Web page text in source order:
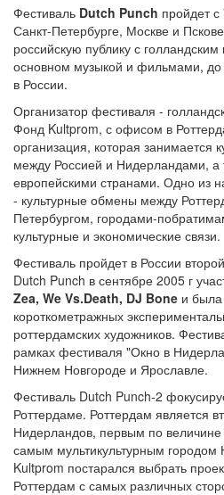
Фестиваль Dutch Punch пройдет
Санкт-Петербурге, Москве и
российскую публику с
основном музыкой и фильмами, до
в России.
Организатор фестиваля -
Фонд Kultprom, с офисом в
организация, которая занимается
между Россией и Нидерландами, а
европейскими странами. Одно из
- культурные обмены между
Петербургом, городами-
культурные и экономические связи.
Фестиваль пройдет в России
Dutch Punch в сентябре 2005 г
Zea, We Vs.Death, DJ Bone и
короткометражных
роттердамских художников.
рамках фестиваля "Окно в
Нижнем Новгороде и Ярославле.
Фестиваль Dutch Punch-2
Роттердаме. Роттердам является
Нидерландов, первым по
самым мультикультурным
Kultprom постарался выбрать
Роттердам с самых различных